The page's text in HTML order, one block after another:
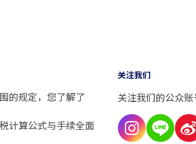
的规定，您了解了
计算公式与手续全面
关注我们
关注我们的公众